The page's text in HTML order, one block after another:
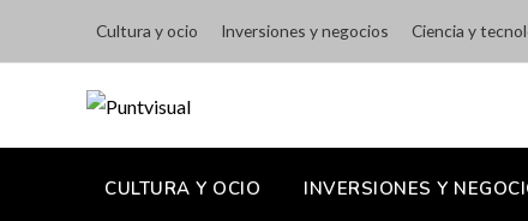
Cultura y ocio Inversiones y negocios Ciencia y
CULTURA Y OCIO INVERSIONES Y